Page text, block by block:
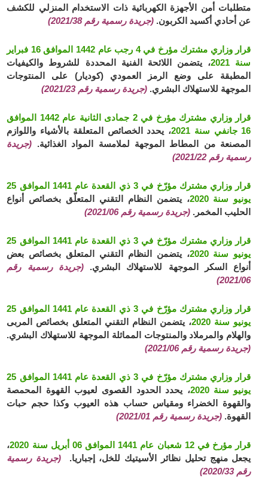
متطلبات أمن الأجهزة الكهربائية ذات الاستخدام المنزلي للكشف
عن أحادي أكسيد الكربون. (جريدة رسمية رقم 2021/38)
قرار وزاري مشترك مؤرخ في 4 رجب عام 1442 الموافق 16 فبراير
سنة 2021
، يتضمن اللائحة الفنية المحددة للشروط والكيفيات
المطبقة على وضع الرمز العمودي (كوديار) على المنتوجات
الموجهة للاستهلاك البشري. (جريدة رسمية رقم 2021/23)
قرار وزاري مشترك مؤرخ في 2 جمادى الثانية عام 1442 الموافق
16 جانفي سنة 2021
، يحدد الخصائص المتعلقة بالأشياء واللوازم
المصنعة من المطاط الموجهة لملامسة المواد الغذائية. (جريدة
رسمية رقم 2021/22)
قرار وزاري مشترك مؤرّخ في 3 ذي القعدة عام 1441 الموافق 25
يونيو سنة 2020
، يتضمن النظام التقني المتعلّق بخصائص أنواع
الحليب المخمر. (جريدة رسمية رقم 2021/06)
قرار وزاري مشترك مؤرّخ في 3 ذي القعدة عام 1441 الموافق 25
يونيو سنة 2020
، يتضمن النظام التقني المتعلق بخصائص بعض
أنواع السكر الموجهة للاستهلاك البشري.(جريدة رسمية رقم
2021/06)
قرار وزاري مشترك مؤرّخ في 3 ذي القعدة عام 1441 الموافق 25
يونيو سنة 2020
، يتضمن النظام التقني المتعلق بخصائص المربى
والهلام والمرملاد والمنتوجات المماثلة الموجهة للاستهلاك البشري.
(جريدة رسمية رقم 2021/06)
قرار وزاري مشترك مؤرّخ في 3 ذي القعدة عام 1441 الموافق 25
يونيو سنة 2020
، يحدد الحدود القصوى لعيوب القهوة المحمصة
والقهوة الخضراء ومقياس حساب هذه العيوب وكذا حجم حبات
القهوة. (جريدة رسمية رقم 2021/01)
قرار مؤرخ في 12 شعبان عام 1441 الموافق 06 أبريل سنة 2020
،
يجعل منهج تحليل نظائر الأسيتيك للخل، إجباريا. (جريدة رسمية
رقم 2020/33)